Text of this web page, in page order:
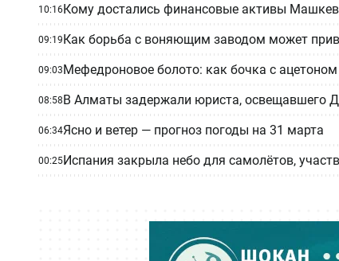
10:16Кому достались финансовые активы
09:19Как борьба с воняющим заводом может
09:03Мефедроновое болото: как бочка с
08:58В Алматы задержали юриста, освещавшего
06:34Ясно и ветер — прогноз погоды на 31 марта
00:25Испания закрыла небо для самолётов,